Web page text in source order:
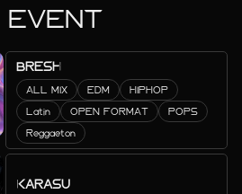
EVENT
BRESH
ALL MIX EDM HIPHOP
Latin OPEN FORMAT POPS
Reggaeton
KARASU